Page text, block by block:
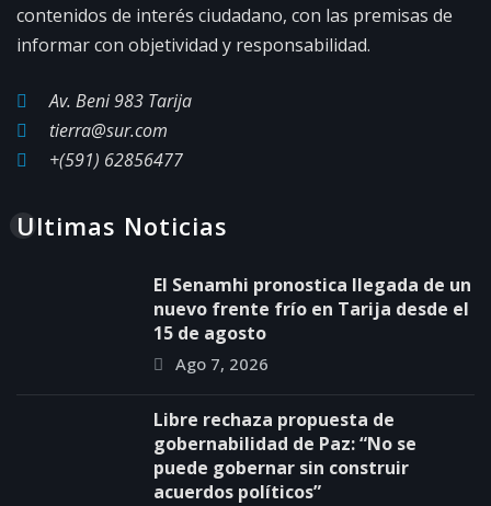
contenidos de interés ciudadano, con las premisas de
informar con objetividad y responsabilidad.
Av. Beni 983 Tarija
tierra@sur.com
+(591) 62856477
Ultimas Noticias
El Senamhi pronostica llegada de un
nuevo frente frío en Tarija desde el
15 de agosto
Ago 7, 2026
Libre rechaza propuesta de
gobernabilidad de Paz: “No se
puede gobernar sin construir
acuerdos políticos”